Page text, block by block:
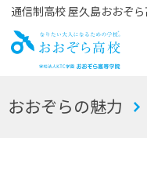
通信制高校 屋久島おおぞ
お
おおぞらの魅力